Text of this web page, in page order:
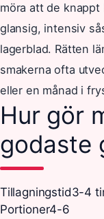
möra att de knappt
glansig, intensiv
lagerblad. Rätten
smakerna ofta
eller en månad i
Hur gör
godaste
Tillagningstid3-4
Portioner4-6